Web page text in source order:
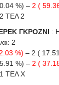
%) – 2 (
ΤΕΛ 2
ΓΚΡΟΖΝΙ :
2
%) – 2 (
%) – 2 (
ΤΕΛ X